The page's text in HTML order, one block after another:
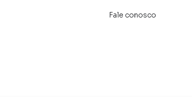
Fale conosco